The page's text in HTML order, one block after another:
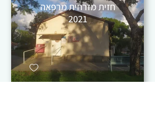
חזית מזרחית מרפאה
2021